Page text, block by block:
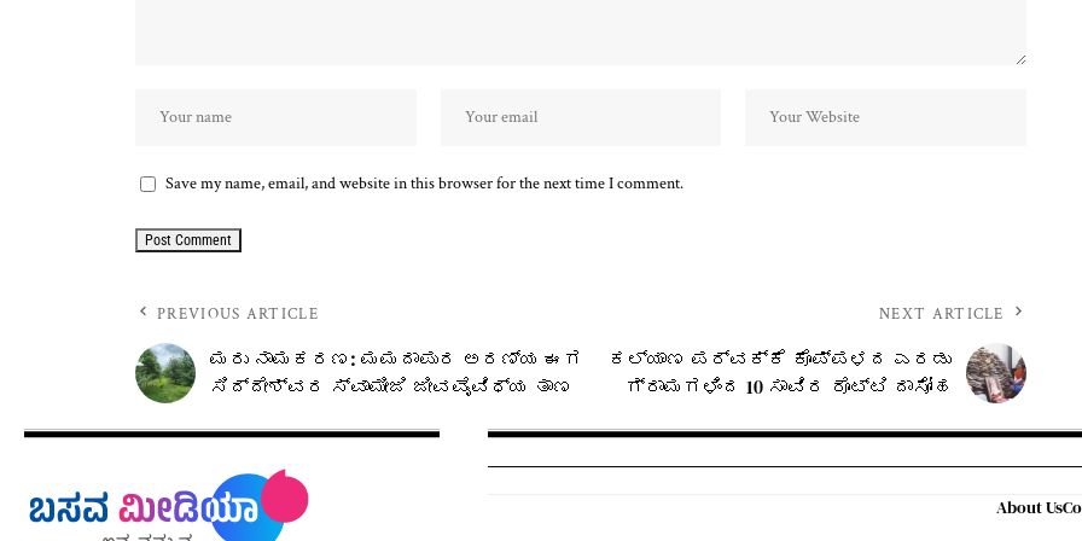
Save my name, email, and website in this browser for the next time I comment.
PREVIOUS ARTICLE
ಮರು ನಾಮಕರಣ: ಮಮದಾಪುರ ಅರಣ್ಯ ಈಗ
ಸಿದ್ದೇಶ್ವರ ಸ್ವಾಮೀಜಿ ಜೀವವೈವಿಧ್ಯ ತಾಣ
NEXT ARTICLE
ಕಲ್ಯಾಣ ಪರ್ವಕ್ಕೆ ಕೊಪ್ಪಳದ ಎರಡು
ಗ್ರಾಮಗಳಿಂದ 10 ಸಾವಿರ ರೊಟ್ಟಿ ದಾಸೋಹ
About Us